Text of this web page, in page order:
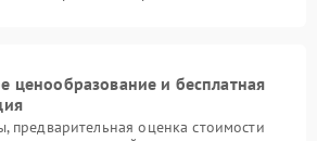
ценообразование и бесплатная
предварительная оценка стоимости